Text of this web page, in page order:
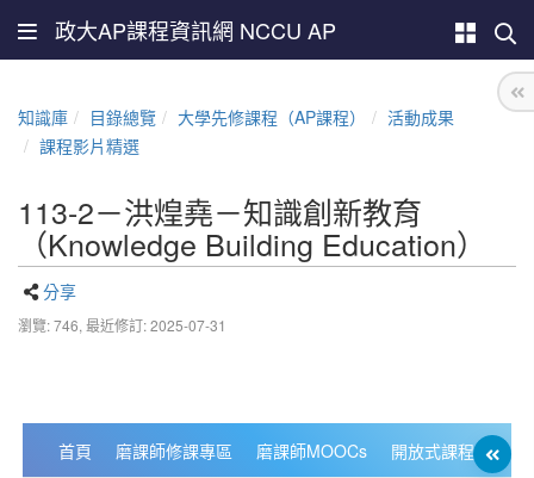
政大AP課程資訊網 NCCU AP
知識庫 目錄總覽 大學先修課程（AP課程）
活動成果
課程影片精選
113-2－洪煌堯－知識創新教育
（Knowledge Building Education）
分享
瀏覽: 746, 最近修訂: 2025-07-31